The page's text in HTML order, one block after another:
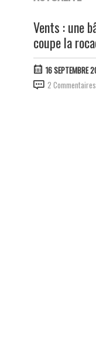
Vents : une
coupe la
16 SEPTEMBRE
2 Commentaires